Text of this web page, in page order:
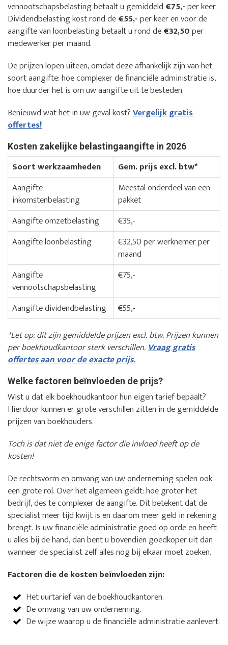
vennootschapsbelasting betaalt u gemiddeld €75,-per keer.
Dividendbelasting kost rond de€55,-per keer en voor de
aangifte van loonbelasting betaalt u rond de€32,50per
medewerker per maand.
De prijzen lopen uiteen, omdat deze afhankelijk zijn van het
soort aangifte: hoe complexer de financiële administratie is,
hoe duurder het is om uw aangifte uit te besteden.
Benieuwd wat het in uw geval kost?Vergelijk gratis
offertes!
Kosten zakelijke belastingaangifte in 2026
Soort werkzaamheden
Gem. prijs excl. btw*
Aangifte
inkomstenbelasting
Meestal onderdeel van een
pakket
Aangifte omzetbelasting
€35,-
Aangifte loonbelasting
€32,50 per werknemer per
maand
Aangifte
vennootschapsbelasting
€75,-
Aangifte dividendbelasting
€55,-
*Let op: dit zijn gemiddelde prijzen excl. btw. Prijzen kunnen
per boekhoudkantoor sterk verschillen.Vraag gratis
offertes aan voor de exacte prijs.
Welke factoren beïnvloeden de prijs?
Wist u dat elk boekhoudkantoor hun eigen tarief bepaalt?
Hierdoor kunnen er grote verschillen zitten in de gemiddelde
prijzen van boekhouders.
Toch is dat niet de enige factor die invloed heeft op de
kosten!
De rechtsvorm en omvang van uw onderneming spelen ook
een grote rol. Over het algemeen geldt: hoe groter het
bedrijf, des te complexer de aangifte. Dit betekent dat de
specialist meer tijd kwijt is en daarom meer geld in rekening
brengt. Is uw financiële administratie goed op orde en heeft
u alles bij de hand, dan bent u bovendien goedkoper uit dan
wanneer de specialist zelf alles nog bij elkaar moet zoeken.
Factoren die de kosten beïnvloeden zijn:
Het uurtarief van de boekhoudkantoren.
De omvang van uw onderneming.
De wijze waarop u de financiële administratie aanlevert.